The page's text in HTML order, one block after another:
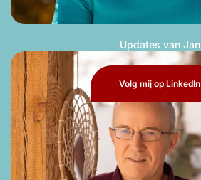
Updates van Jan
Volg mij op LinkedIn